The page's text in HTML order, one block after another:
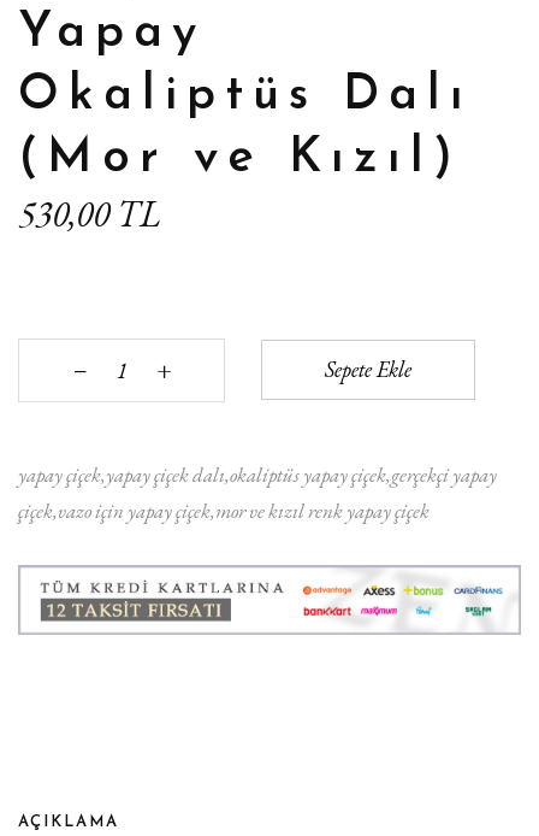
Yapay
Okaliptüs Dalı
(Mor ve Kızıl)
530,00 TL
‒ + Sepete Ekle
yapay çiçek yapay çiçek dalı okaliptüs yapay çiçek gerçekçi yapay
çiçek vazo için yapay çiçek mor ve kızıl renk yapay çiçek
AÇIKLAMA